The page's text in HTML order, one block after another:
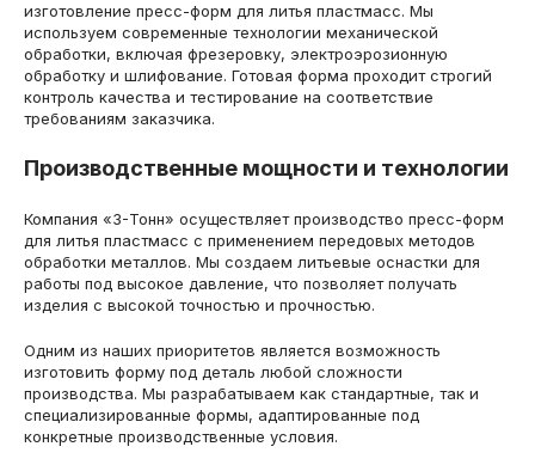
изготовление пресс-форм для литья пластмасс. Мы
используем современные технологии механической
обработки, включая фрезеровку, электроэрозионную
обработку и шлифование. Готовая форма проходит строгий
контроль качества и тестирование на соответствие
требованиям заказчика.
Производственные мощности и технологии
Компания «3-Тонн» осуществляет производство пресс-форм
для литья пластмасс с применением передовых методов
обработки металлов. Мы создаем литьевые оснастки для
работы под высокое давление, что позволяет получать
изделия с высокой точностью и прочностью.
Одним из наших приоритетов является возможность
изготовить форму под деталь любой сложности
производства. Мы разрабатываем как стандартные, так и
специализированные формы, адаптированные под
конкретные производственные условия.